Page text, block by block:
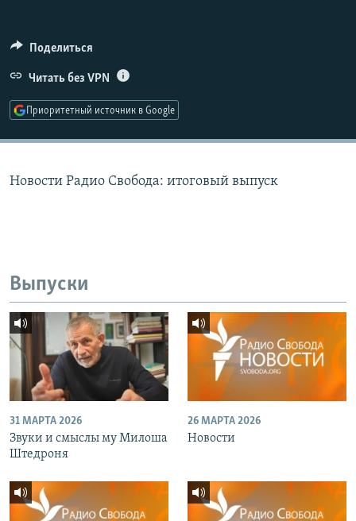
ПОДПИШИТЕСЬ НА РАССЫЛКУ
СОЦИАЛЬНЫЕ СЕТИ
Поделиться
Читать без VPN
Приоритетный источник в Google
Новости Радио Свобода: итоговый выпуск
Выпуски
31 МАРТА 2026
Звуки и смыслы му Милоша
Штедроня
26 МАРТА 2026
Новости